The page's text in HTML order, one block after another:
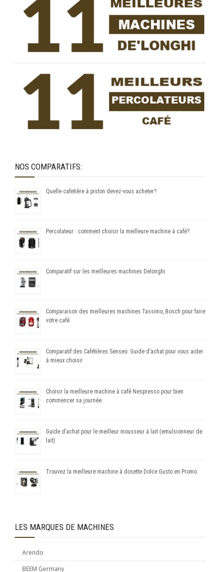
NOS COMPARATIFS:
Quelle cafetière à piston devez-vous acheter?
Percolateur : comment choisir la meilleure machine à café?
Comparatif sur les meilleures machines Delonghi
Comparaison des meilleures machines Tassimo, Bosch pour faire
votre café
Comparatif des Cafétières Senseo: Guide d’achat pour vous aider
à mieux choisir
Choisir la meilleure machine à café Nespresso pour bien
commencer sa journée
Guide d’achat pour le meilleur mousseur à lait (emulsionneur de
lait)
Trouvez la meilleure machine à dosette Dolce Gusto en Promo
LES MARQUES DE MACHINES
Arendo
BEEM Germany